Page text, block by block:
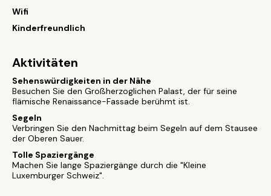
Wifi
Kinderfreundlich
Aktivitäten
Sehenswürdigkeiten in der Nähe
Besuchen Sie den Großherzoglichen Palast, der für seine
flämische Renaissance-Fassade berühmt ist.
Segeln
Verbringen Sie den Nachmittag beim Segeln auf dem Stausee
der Oberen Sauer.
Tolle Spaziergänge
Machen Sie lange Spaziergänge durch die "Kleine
Luxemburger Schweiz".